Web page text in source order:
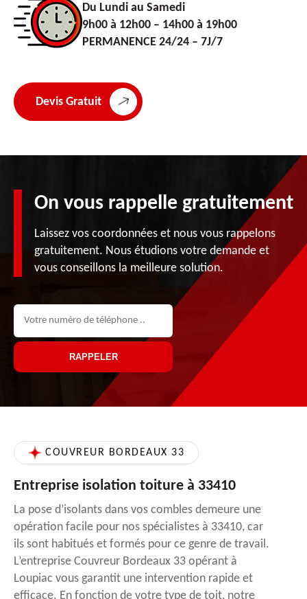
Du Lundi au Samedi
9h00 à 12h00 – 14h00 à 19h00
PERMANENCE 24/24 – 7J/7
Devis Gratuit
On vous rappelle gratuitement
Laissez vos coordonnées et nous vous rappelons
gratuitement. Nous étudions votre demande et
vous conseillons la meilleure solution.
COUVREUR BORDEAUX 33
Entreprise isolation toiture à 33410
La pose d’isolants dans vos combles demeure une
opération facile pour nos spécialistes à 33410, car
ils sont habitués et formés pour ce genre de travail.
L’entreprise Couvreur Bordeaux 33 opérant à
Loupiac vous garantit une intervention rapide et
efficace. En fonction de votre type de toit, notre